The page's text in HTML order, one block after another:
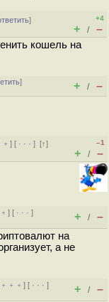
]
+4
+ / –
кошель на
]
+ / –
] [ · · ·][↑]
–1
+ / –
] [ · · ·]
+ / –
на
а не
﹢﹢﹢] [ · · ·]
+ / –